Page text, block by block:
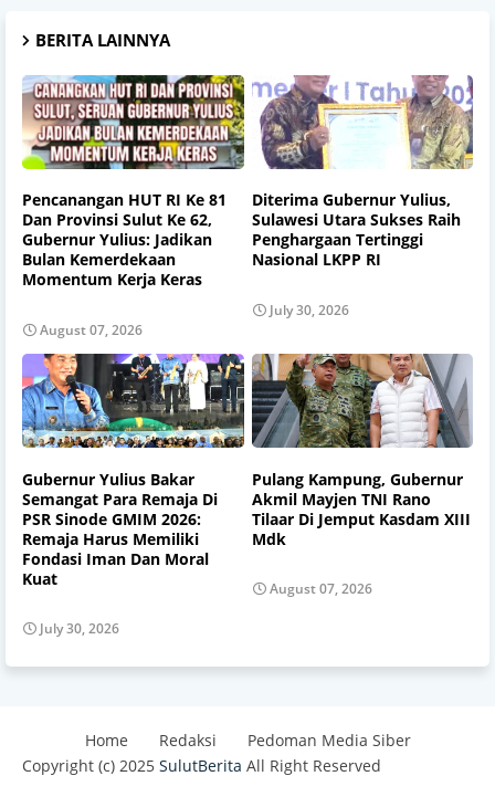
BERITA LAINNYA
Pencanangan HUT RI Ke 81
Dan Provinsi Sulut Ke 62,
Gubernur Yulius: Jadikan
Bulan Kemerdekaan
Momentum Kerja Keras
August 07, 2026
Diterima Gubernur Yulius,
Sulawesi Utara Sukses Raih
Penghargaan Tertinggi
Nasional LKPP RI
July 30, 2026
Gubernur Yulius Bakar
Semangat Para Remaja Di
PSR Sinode GMIM 2026:
Remaja Harus Memiliki
Fondasi Iman Dan Moral
Kuat
July 30, 2026
Pulang Kampung, Gubernur
Akmil Mayjen TNI Rano
Tilaar Di Jemput Kasdam XIII
Mdk
August 07, 2026
Home Redaksi
Pedoman Media Siber
Copyright (c) 2025 SulutBerita All Right Reserved